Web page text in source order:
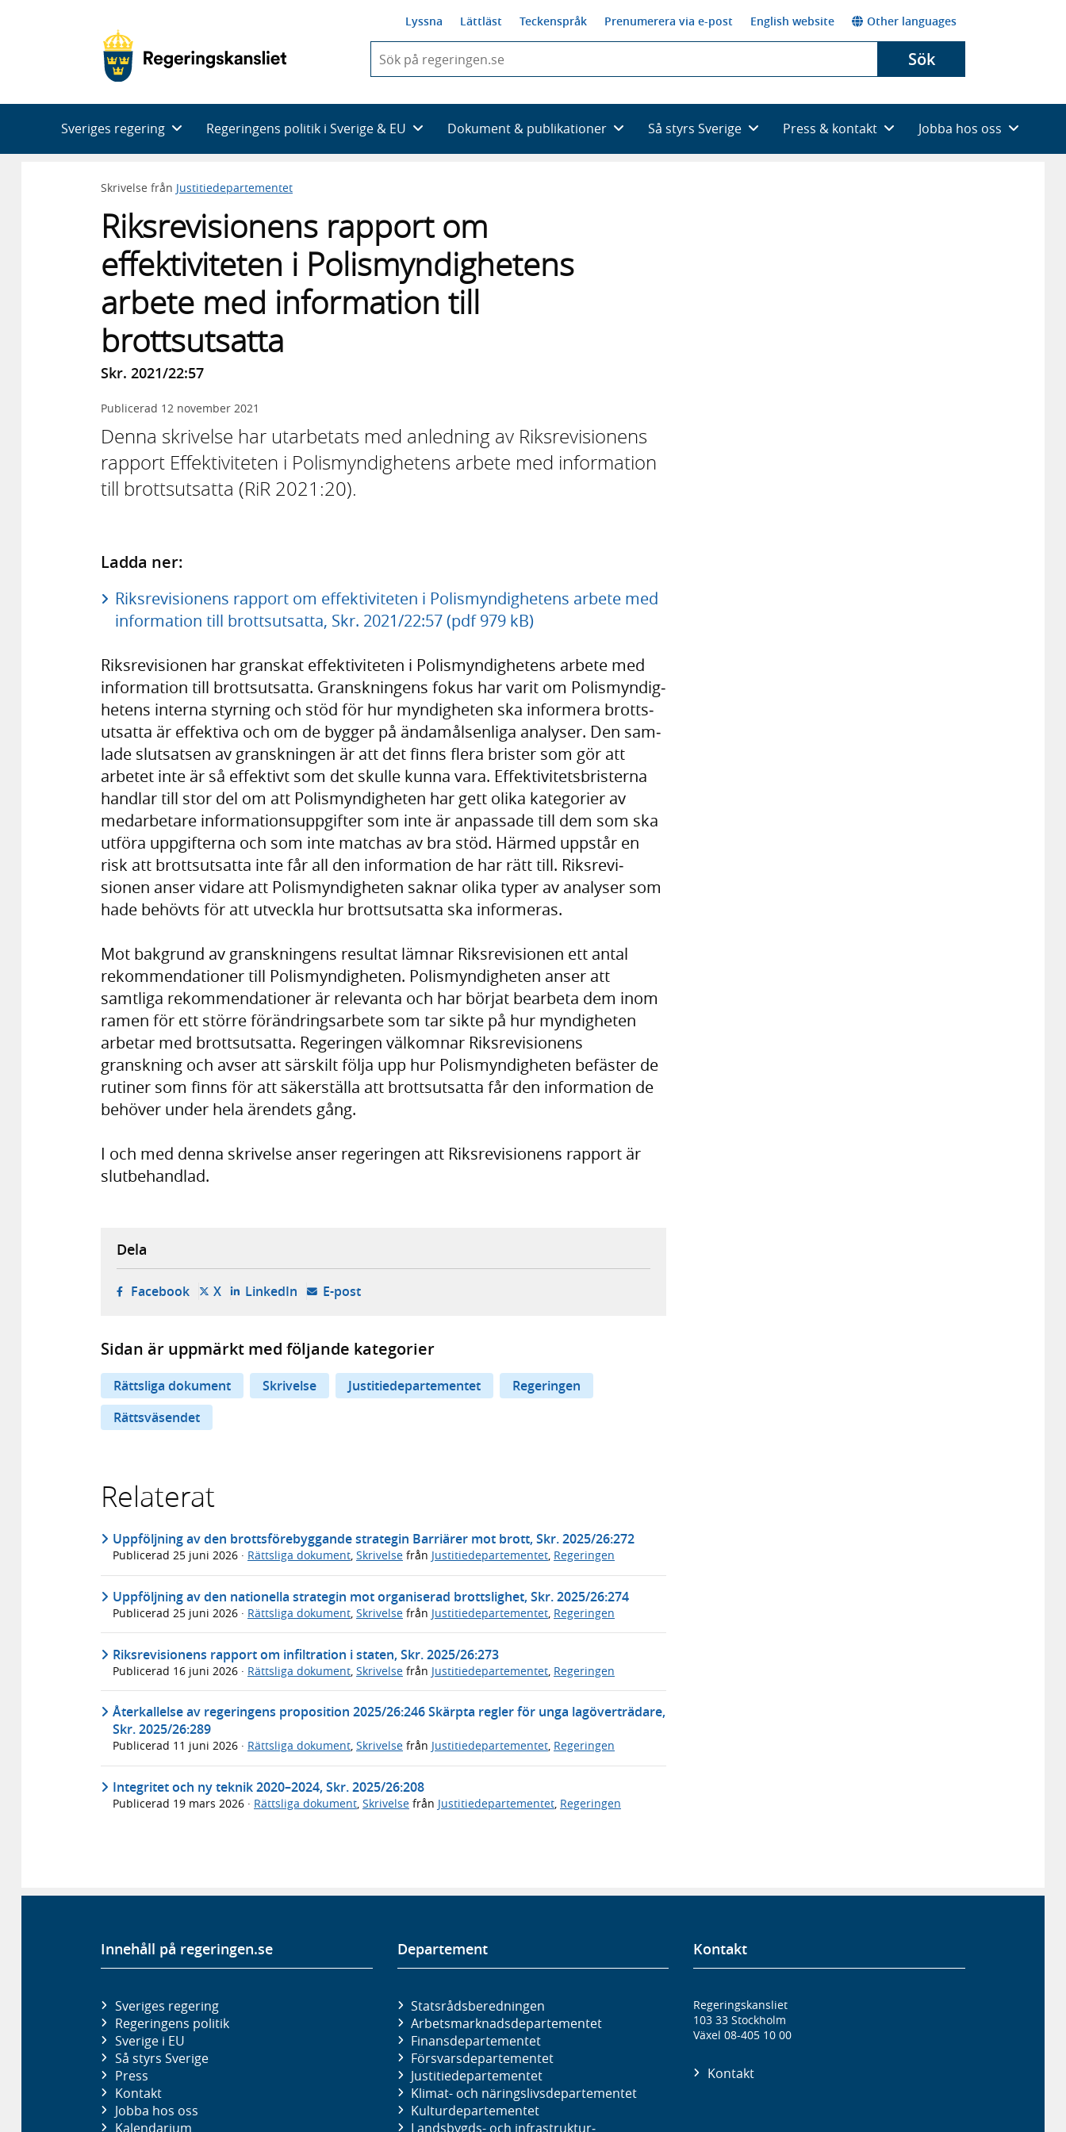
Lyssna Lättläst Teckenspråk Prenumerera via e-post English website Other languages
du
skriva
framträder
en
Sök
Sveriges regering Regeringens politik i Sverige & EU Dokument & publikationer Så styrs Sverige Press & kontakt Jobba hos oss
Skrivelse från Justitiedepartementet
Riksrevisionens rapport om
effektiviteten i Polismyndighetens
arbete med information till
brottsutsatta
Skr. 2021/22:57
Publicerad 12 november 2021
Denna skrivelse har utarbe­tats med anled­ning av Riks­revi­sionens
rapport Effektivi­teten i Polis­myndig­hetens arbete med infor­mation
till brotts­utsatta (RiR 2021:20).
Ladda ner:
Riksrevisionens rapport om effektiviteten i Polismyndighetens arbete med
information till brottsutsatta, Skr. 2021/22:57 (pdf 979 kB)
Riksrevisionen har granskat effektivi­teten i Polis­myndighetens arbete med
infor­mation till brotts­utsatta. Gransk­ningens fokus har varit om Polis­myndig­
hetens interna styrning och stöd för hur myndig­heten ska infor­mera brotts­
utsatta är effektiva och om de bygger på ända­måls­enliga analyser. Den sam­
lade slutsatsen av gransk­ningen är att det finns flera brister som gör att
arbetet inte är så effektivt som det skulle kunna vara. Effektivi­tets­bristerna
hand­lar till stor del om att Polis­myndig­heten har gett olika katego­rier av
med­arbe­tare informa­tions­upp­gifter som inte är anpa­ssade till dem som ska
utföra upp­gifterna och som inte matchas av bra stöd. Härmed uppstår en
risk att brotts­utsatta inte får all den infor­mation de har rätt till. Riks­revi­
sionen anser vidare att Polis­myndig­heten saknar olika typer av analy­ser som
hade behövts för att utveckla hur brottsutsatta ska informeras.
Mot bakgrund av granskningens resultat lämnar Riksrevisionen ett antal
rekommendationer till Polismyndigheten. Polismyndigheten anser att
samtliga rekommendationer är relevanta och har börjat bearbeta dem inom
ramen för ett större förändringsarbete som tar sikte på hur myndigheten
arbetar med brottsutsatta. Regeringen välkomnar Riksrevisionens
granskning och avser att särskilt följa upp hur Polismyndigheten befäster de
rutiner som finns för att säkerställa att brottsutsatta får den information de
behöver under hela ärendets gång.
I och med denna skrivelse anser regeringen att Riksrevisionens rapport är
slutbehandlad.
Dela
Facebook- öppnas i ny flik, extern webbplats,
X- öppnas i ny flik, extern webbplats,
LinkedIn- öppnas i ny flik, extern webbplats,
E-post- öppnar din e-postklient,
Sidan är uppmärkt med följande kategorier
Rättsliga dokument Skrivelse Justitiedepartementet
Regeringen
Rättsväsendet
Relaterat
Uppföljning av den brottsförebyggande strategin Barriärer mot brott, Skr. 2025/26:272
Publicerad 25 juni 2026 · Rättsliga dokument, Skrivelse från Justitiedepartementet, Regeringen
Uppföljning av den nationella strategin mot organiserad brottslighet, Skr. 2025/26:274
Publicerad 25 juni 2026 · Rättsliga dokument, Skrivelse från Justitiedepartementet, Regeringen
Riksrevisionens rapport om infiltration i staten, Skr. 2025/26:273
Publicerad 16 juni 2026 · Rättsliga dokument Skrivelse från Justitiedepartementet Regeringen
Återkallelse av regeringens proposition 2025/26:246 Skärpta regler för unga lagöverträdare,
Skr. 2025/26:289
Publicerad 11 juni 2026 · Rättsliga dokument, Skrivelse från Justitiedepartementet, Regeringen
Integritet och ny teknik 2020–2024, Skr. 2025/26:208
Publicerad 19 mars 2026 · Rättsliga dokument, Skrivelse från Justitiedepartementet, Regeringen
Innehåll på regeringen.se
Sveriges regering
Regeringens politik
Sverige i EU
Så styrs Sverige
Press
Kontakt
Jobba hos oss
Kalendarium
Departement
Statsrådsberedningen
Arbetsmarknads­departementet
Finans­departementet
Försvars­departementet
Justitie­departementet
Klimat- och näringslivs­departementet
Kultur­departementet
Landsbygds- och infrastruktur­
Kontakt
Regeringskansliet
103 33 Stockholm
Växel 08-405 10 00
Kontakt